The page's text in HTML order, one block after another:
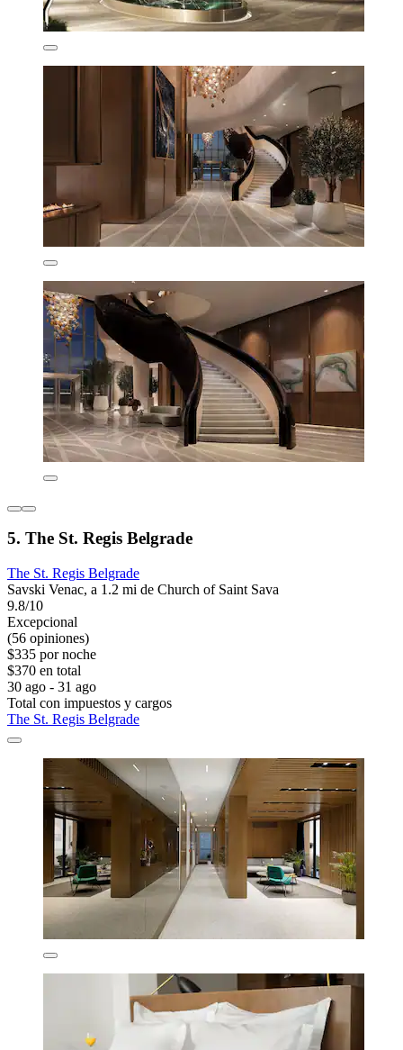
5. The St. Regis Belgrade
The St. Regis Belgrade
Savski Venac, a 1.2 mi de Church of Saint Sava
9.8/10
Excepcional
(56 opiniones)
$335 por noche
$370 en total
30 ago - 31 ago
Total con impuestos y cargos
The St. Regis Belgrade